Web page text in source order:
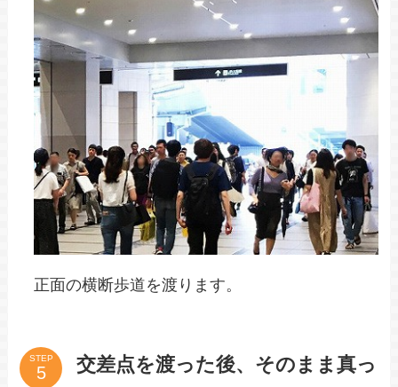
正面の横断歩道を渡ります。
STEP
交差点を渡った後、そのまま真っ